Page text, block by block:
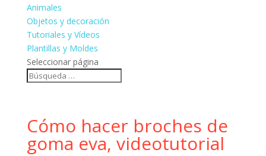
Animales
Objetos y decoración
Tutoriales y Vídeos
Plantillas y Moldes
Seleccionar página
Cómo hacer broches de
goma eva, videotutorial